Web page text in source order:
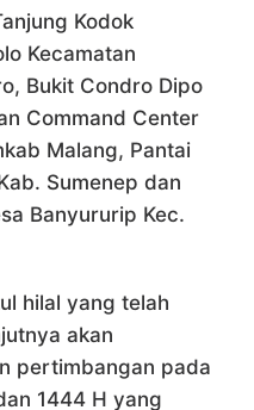
Kodok
Kecamatan
Bukit Condro Dipo
Command Center
Malang, Pantai
Sumenep dan
Banyururip Kec.
hilal yang telah
akan
pertimbangan pada
1444 H yang